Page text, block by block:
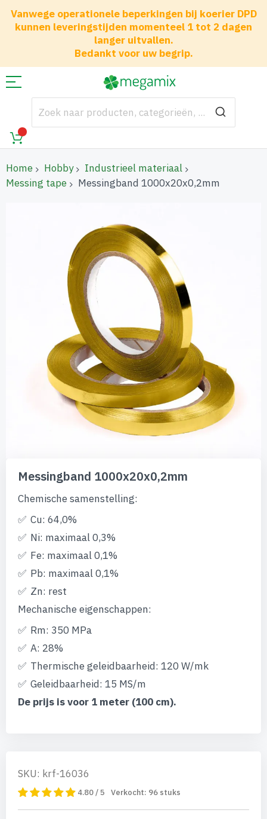
Vanwege operationele beperkingen bij koerier DPD
kunnen leveringstijden momenteel 1 tot 2 dagen
langer uitvallen.
Bedankt voor uw begrip.
Home Hobby
Industrieel materiaal
Messing tape
Messingband 1000x20x0,2mm
naar
begin
afbeeldingen-
gallerij
Messingband 1000x20x0,2mm
Chemische samenstelling:
Cu: 64,0%
Ni: maximaal 0,3%
Fe: maximaal 0,1%
Pb: maximaal 0,1%
Zn: rest
Mechanische eigenschappen:
Rm: 350 MPa
A: 28%
Thermische geleidbaarheid: 120 W/mk
Geleidbaarheid: 15 MS/m
De prijs is voor 1 meter (100 cm).
SKU: krf-16036
4.80 / 5 Verkocht: 96 stuks